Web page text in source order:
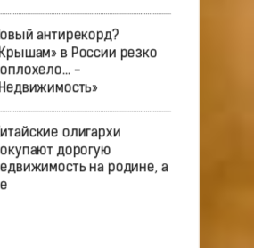
антирекорд?
в России резко
-
олигархи
дорогую
на родине, а